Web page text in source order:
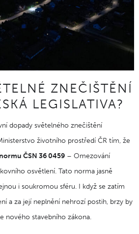
ZNEČIŠTĚNÍ
LEGISLATIVA?
dopady světelného znečištění
životního prostředí ČR tím, že
ČSN 36 0459 – Omezování
osvětlení. Tato norma jasně
i soukromou sféru. I když se zatím
a za její neplnění nehrozí postih, brzy by
nového stavebního zákona.